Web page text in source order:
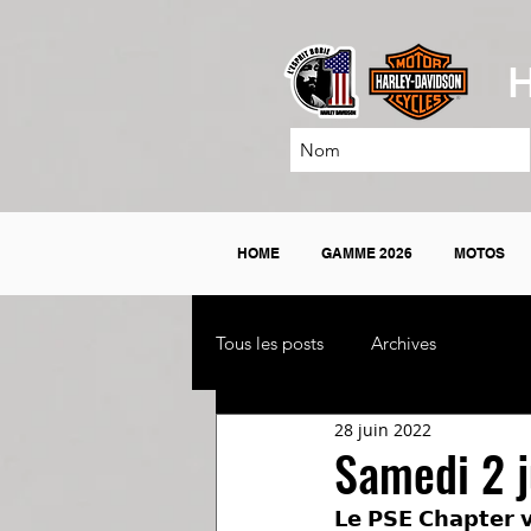
HOME GAMME 2026 MOTOS
Tous les posts Archives
Samedi 2
28 juin 2022
𝗟𝗲 𝗣𝗦𝗘 𝗖𝗵𝗮𝗽𝘁𝗲𝗿